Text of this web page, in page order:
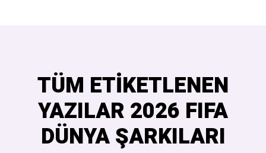
TÜM ETIKETLENEN
YAZILAR 2026 FIFA
DÜNYA ŞARKILARI